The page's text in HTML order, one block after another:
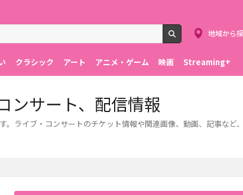
検索
地域から
クラシック アート アニメ・ゲーム 映画 Streaming+
ンサート、配信情報
ライブ・コンサートのチケット情報や関連画像、動画、記事など